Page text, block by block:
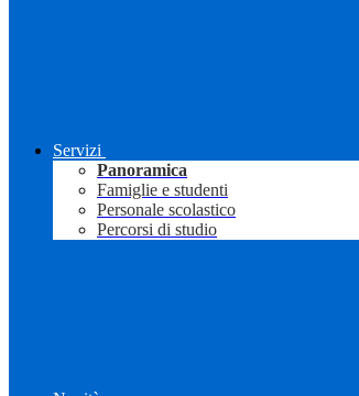
Servizi
Panoramica
Famiglie e studenti
Personale scolastico
Percorsi di studio